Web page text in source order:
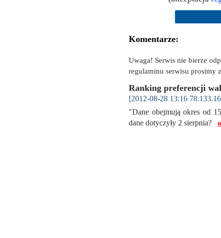
Komentarze:
Uwaga! Serwis nie bierze
regulaminu serwisu prosimy
Ranking preferencji
[2012-08-28 13:16
"Dane obejmują okres od
dane dotyczyły 2 sierpnia?